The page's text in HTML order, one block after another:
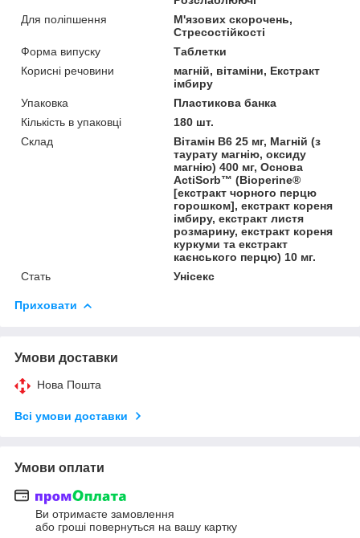
Для поліпшення
М'язових скорочень,
Стресостійкості
Форма випуску
Таблетки
Корисні речовини
магній, вітаміни, Екстракт
імбиру
Упаковка
Пластикова банка
Кількість в упаковці
180 шт.
Склад
Вітамін B6 25 мг, Магній (з
таурату магнію, оксиду
магнію) 400 мг, Основа
ActiSorb™ (Bioperine®
[екстракт чорного перцю
горошком], екстракт кореня
імбиру, екстракт листя
розмарину, екстракт кореня
куркуми та екстракт
каєнського перцю) 10 мг.
Стать
Унісекс
Приховати
Умови доставки
Нова Пошта
Всі умови доставки
Умови оплати
Ви отримаєте замовлення
або гроші повернуться на вашу картку